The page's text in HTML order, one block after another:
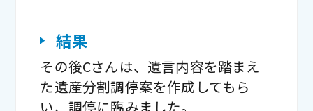
結果
その後Cさんは、遺言内容を踏まえ
た遺産分割調停案を作成してもら
い、調停に臨みました。